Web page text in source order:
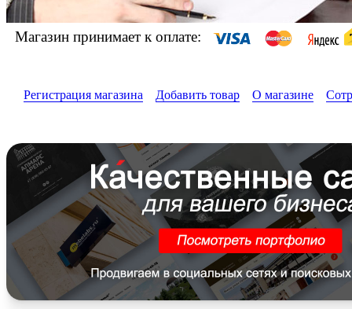
Магазин принимает к оплате:
Регистрация магазина Добавить товар О магазине